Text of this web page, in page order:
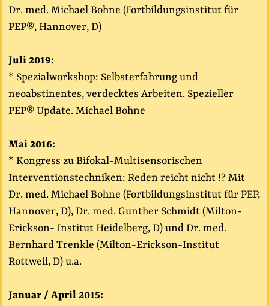
Dr. med. Michael Bohne (Fortbildungsinstitut für
PEP®, Hannover, D)
Juli 2019:
* Spezialworkshop: Selbsterfahrung und
neoabstinentes, verdecktes Arbeiten. Spezieller
PEP® Update. Michael Bohne
Mai 2016:
* Kongress zu Bifokal-Multisensorischen
Interventionstechniken: Reden reicht nicht !? Mit
Dr. med. Michael Bohne (Fortbildungsinstitut für PEP,
Hannover, D), Dr. med. Gunther Schmidt (Milton-
Erickson- Institut Heidelberg, D) und Dr. med.
Bernhard Trenkle (Milton-Erickson-Institut
Rottweil, D) u.a.
Januar / April 2015: